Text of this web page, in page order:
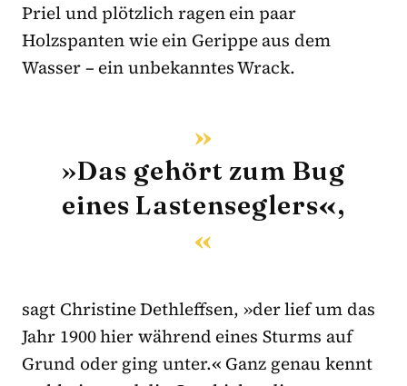
Priel und plötzlich ragen ein paar
Holzspanten wie ein Gerippe aus dem
Wasser – ein unbekanntes Wrack.
»Das gehört zum Bug
eines Lastenseglers«,
sagt Christine Dethleffsen, »der lief um das
Jahr 1900 hier während eines Sturms auf
Grund oder ging unter.« Ganz genau kennt